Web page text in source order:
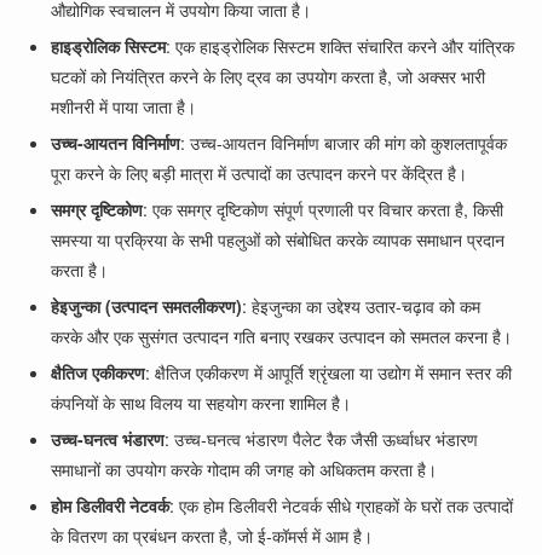
औद्योगिक स्वचालन में उपयोग किया जाता है।
हाइड्रोलिक सिस्टम: एक हाइड्रोलिक सिस्टम शक्ति संचारित करने और यांत्रिक
घटकों को नियंत्रित करने के लिए द्रव का उपयोग करता है, जो अक्सर भारी
मशीनरी में पाया जाता है।
उच्च-आयतन विनिर्माण: उच्च-आयतन विनिर्माण बाजार की मांग को कुशलतापूर्वक
पूरा करने के लिए बड़ी मात्रा में उत्पादों का उत्पादन करने पर केंद्रित है।
समग्र दृष्टिकोण: एक समग्र दृष्टिकोण संपूर्ण प्रणाली पर विचार करता है, किसी
समस्या या प्रक्रिया के सभी पहलुओं को संबोधित करके व्यापक समाधान प्रदान
करता है।
हेइजुन्का (उत्पादन समतलीकरण): हेइजुन्का का उद्देश्य उतार-चढ़ाव को कम
करके और एक सुसंगत उत्पादन गति बनाए रखकर उत्पादन को समतल करना है।
क्षैतिज एकीकरण: क्षैतिज एकीकरण में आपूर्ति श्रृंखला या उद्योग में समान स्तर की
कंपनियों के साथ विलय या सहयोग करना शामिल है।
उच्च-घनत्व भंडारण: उच्च-घनत्व भंडारण पैलेट रैक जैसी ऊर्ध्वाधर भंडारण
समाधानों का उपयोग करके गोदाम की जगह को अधिकतम करता है।
होम डिलीवरी नेटवर्क: एक होम डिलीवरी नेटवर्क सीधे ग्राहकों के घरों तक उत्पादों
के वितरण का प्रबंधन करता है, जो ई-कॉमर्स में आम है।